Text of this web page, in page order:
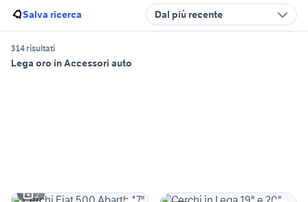
Salva ricerca Dal più recente
314 risultati
Lega oro in Accessori auto
2